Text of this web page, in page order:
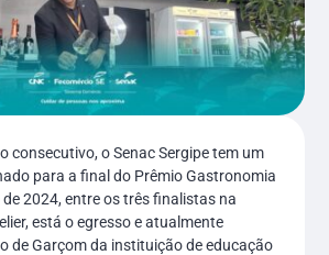
consecutivo, o Senac Sergipe tem um
para a final do Prêmio Gastronomia
2024, entre os três finalistas na
está o egresso e atualmente
de Garçom da instituição de educação